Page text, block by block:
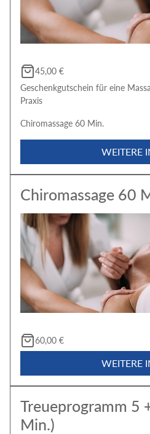
45,00 €
Geschenkgutschein für eine
Praxis
Chiromassage 60 Min.
WEITERE
Chiromassage 60
60,00 €
WEITERE
Treueprogramm 5
Min.)